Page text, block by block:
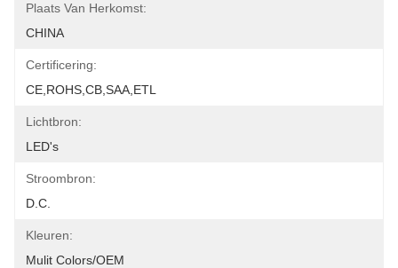
Plaats Van Herkomst:
CHINA
Certificering:
CE,ROHS,CB,SAA,ETL
Lichtbron:
LED's
Stroombron:
D.C.
Kleuren:
Mulit Colors/OEM